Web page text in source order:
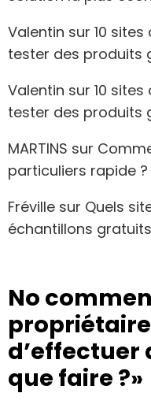
Valentin sur 10
tester des produits
Valentin sur 10
tester des produits
MARTINS sur
particuliers rapide ?
Fréville sur Quels
échantillons
No
d’effectuer
que faire ?»